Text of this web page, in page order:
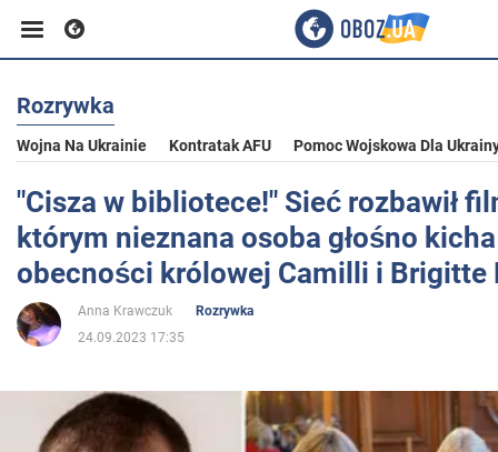
Biznes
Sport
Rozrywka
Życie
Polityka
Rozrywka
Wojna Na Ukrainie Kontratak AFU Pomoc Wojskowa Dla
"Cisza w bibliotece!" Sieć rozbawił
którym nieznana osoba głośno
obecności królowej Camilli i Brigitte
Anna Krawczuk
Rozrywka
24.09.2023 17:35